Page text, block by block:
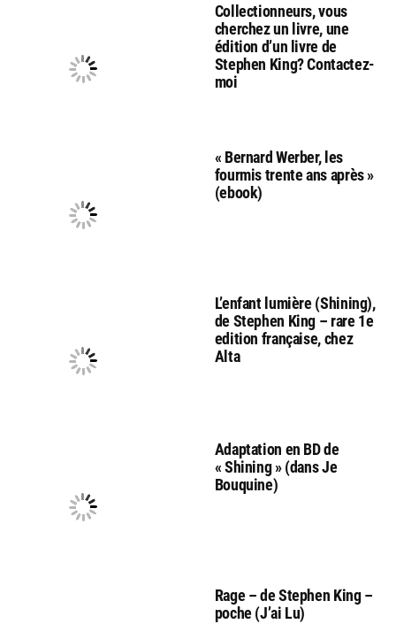
Collectionneurs, vous
cherchez un livre, une
édition d’un livre de
Stephen King? Contactez-
moi
« Bernard Werber, les
fourmis trente ans après »
(ebook)
L’enfant lumière (Shining),
de Stephen King – rare 1e
edition française, chez
Alta
Adaptation en BD de
« Shining » (dans Je
Bouquine)
Rage – de Stephen King –
poche (J’ai Lu)